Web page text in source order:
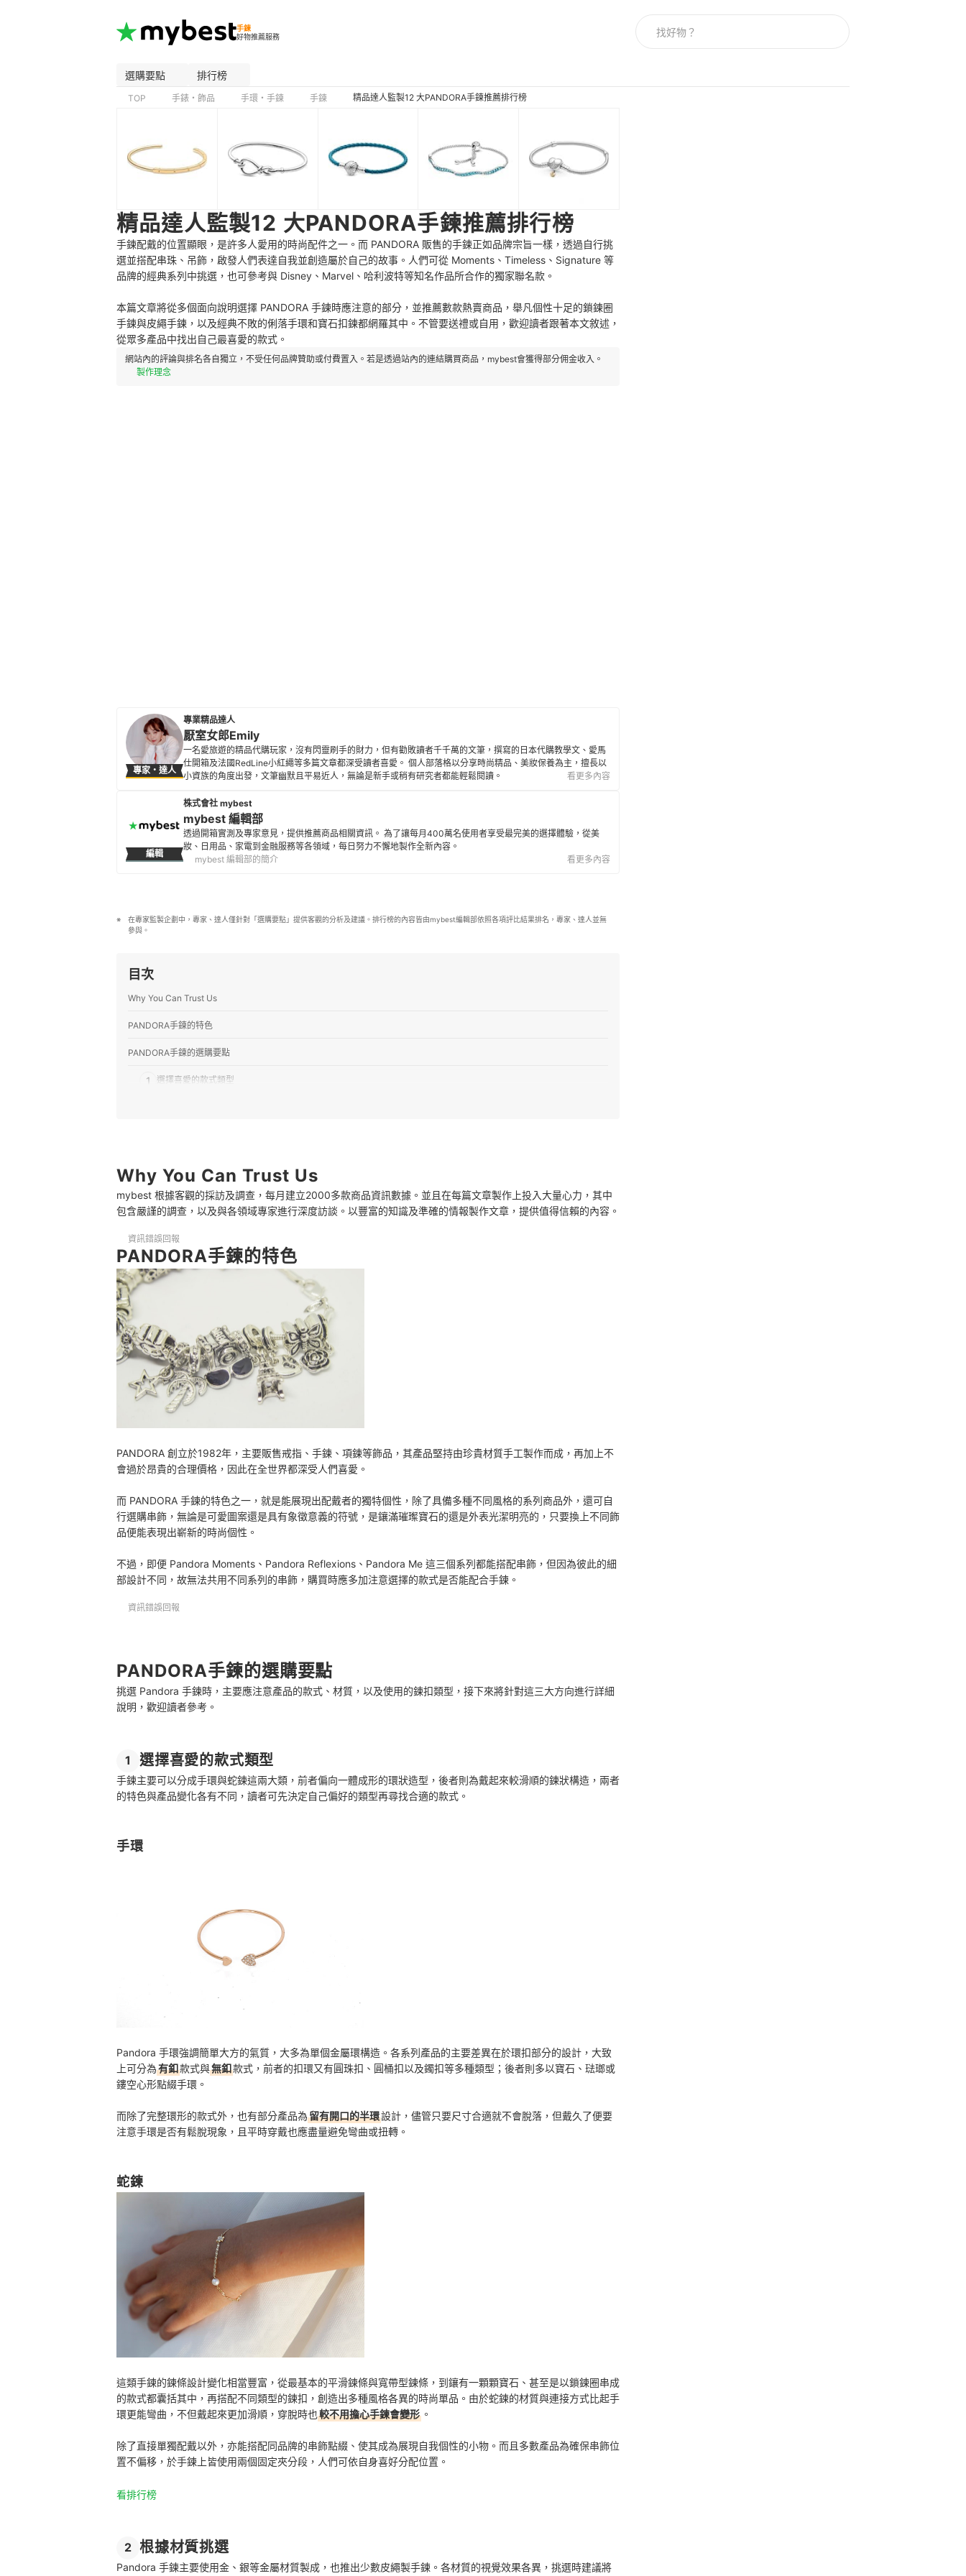
手鍊
好物推薦服務
選購要點 排行榜
TOP 手錶・飾品 手環・手鍊 手鍊 精品達人監製12 大PANDORA手鍊推薦排行榜
精品達人監製12 大PANDORA手鍊推薦排行榜
手鍊配戴的位置顯眼，是許多人愛用的時尚配件之一。而 PANDORA 販售的手鍊正如品牌宗旨一樣，透過自行挑
選並搭配串珠、吊飾，啟發人們表達自我並創造屬於自己的故事。人們可從 Moments、Timeless、Signature 等
品牌的經典系列中挑選，也可參考與 Disney、Marvel、哈利波特等知名作品所合作的獨家聯名款。
本篇文章將從多個面向說明選擇 PANDORA 手鍊時應注意的部分，並推薦數款熱賣商品，舉凡個性十足的鎖鍊圈
手鍊與皮繩手鍊，以及經典不敗的俐落手環和寶石扣鍊都網羅其中。不管要送禮或自用，歡迎讀者跟著本文敘述，
從眾多產品中找出自己最喜愛的款式。
網站內的評論與排名各自獨立，不受任何品牌贊助或付費置入。若是透過站內的連結購買商品，mybest會獲得部分佣金收入。
製作理念
專家・達人
專業精品達人
厭室女郎Emily
一名愛旅遊的精品代購玩家，沒有閃靈刷手的財力，但有勸敗讀者千千萬的文筆，撰寫的日本代購教學文、愛馬
仕開箱及法國RedLine小紅繩等多篇文章都深受讀者喜愛。 個人部落格以分享時尚精品、美妝保養為主，擅長以
小資族的角度出發，文筆幽默且平易近人，無論是新手或稍有研究者都能輕鬆閱讀。
看更多內容
編輯
株式會社 mybest
mybest 編輯部
透過開箱實測及專家意見，提供推薦商品相關資訊。 為了讓每月400萬名使用者享受最完美的選擇體驗，從美
妝、日用品、家電到金融服務等各領域，每日努力不懈地製作全新內容。
mybest 編輯部的簡介
看更多內容
在專家監製企劃中，專家、達人僅針對「選購要點」提供客觀的分析及建議。排行榜的內容皆由mybest編輯部依照各項評比結果排名，專家、達人並無
參與。
目次
Why You Can Trust Us
PANDORA手鍊的特色
PANDORA手鍊的選購要點
1 選擇喜愛的款式類型
推薦12款PANDORA手鍊人氣排行榜
專家精選2款人氣PANDORA手鍊
Q：洗澡時可以配戴嗎？
Q：手鍊長度可以更改嗎？
Q：平時應如何清洗、保養手鍊？
總結
Why You Can Trust Us
mybest 根據客觀的採訪及調查，每月建立2000多款商品資訊數據。並且在每篇文章製作上投入大量心力，其中
包含嚴謹的調查，以及與各領域專家進行深度訪談。以豐富的知識及準確的情報製作文章，提供值得信賴的內容。
資訊錯誤回報
PANDORA手鍊的特色
PANDORA 創立於1982年，主要販售戒指、手鍊、項鍊等飾品，其產品堅持由珍貴材質手工製作而成，再加上不
會過於昂貴的合理價格，因此在全世界都深受人們喜愛。
而 PANDORA 手鍊的特色之一，就是能展現出配戴者的獨特個性，除了具備多種不同風格的系列商品外，還可自
行選購串飾，無論是可愛圖案還是具有象徵意義的符號，是鑲滿璀璨寶石的還是外表光潔明亮的，只要換上不同飾
品便能表現出嶄新的時尚個性。
不過，即便 Pandora Moments、Pandora Reflexions、Pandora Me 這三個系列都能搭配串飾，但因為彼此的細
部設計不同，故無法共用不同系列的串飾，購買時應多加注意選擇的款式是否能配合手鍊。
資訊錯誤回報
PANDORA手鍊的選購要點
挑選 Pandora 手鍊時，主要應注意產品的款式、材質，以及使用的鍊扣類型，接下來將針對這三大方向進行詳細
說明，歡迎讀者參考。
1 選擇喜愛的款式類型
手鍊主要可以分成手環與蛇鍊這兩大類，前者偏向一體成形的環狀造型，後者則為戴起來較滑順的鍊狀構造，兩者
的特色與產品變化各有不同，讀者可先決定自己偏好的類型再尋找合適的款式。
手環
Pandora 手環強調簡單大方的氣質，大多為單個金屬環構造。各系列產品的主要差異在於環扣部分的設計，大致
上可分為有釦款式與無釦款式，前者的扣環又有圓珠扣、圓桶扣以及鐲扣等多種類型；後者則多以寶石、琺瑯或
鏤空心形點綴手環。
而除了完整環形的款式外，也有部分產品為留有開口的半環設計，儘管只要尺寸合適就不會脫落，但戴久了便要
注意手環是否有鬆脫現象，且平時穿戴也應盡量避免彎曲或扭轉。
蛇鍊
這類手鍊的鍊條設計變化相當豐富，從最基本的平滑鍊條與寬帶型鍊條，到鑲有一顆顆寶石、甚至是以鎖鍊圈串成
的款式都囊括其中，再搭配不同類型的鍊扣，創造出多種風格各異的時尚單品。由於蛇鍊的材質與連接方式比起手
環更能彎曲，不但戴起來更加滑順，穿脫時也較不用擔心手鍊會變形 。
除了直接單獨配戴以外，亦能搭配同品牌的串飾點綴、使其成為展現自我個性的小物。而且多數產品為確保串飾位
置不偏移，於手鍊上皆使用兩個固定夾分段，人們可依自身喜好分配位置。
看排行榜
2 根據材質挑選
Pandora 手鍊主要使用金、銀等金屬材質製成，也推出少數皮繩製手鍊。各材質的視覺效果各異，挑選時建議將